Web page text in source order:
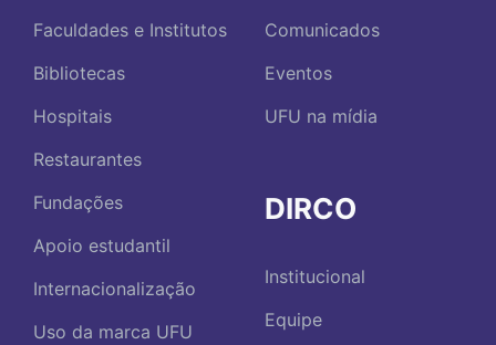
Faculdades e Institutos
Bibliotecas
Hospitais
Restaurantes
Fundações
Apoio estudantil
Internacionalização
Uso da marca UFU
Comunicados
Eventos
UFU na mídia
DIRCO
Institucional
Equipe